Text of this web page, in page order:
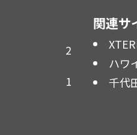
2
1
関連サ
ハワ
千代